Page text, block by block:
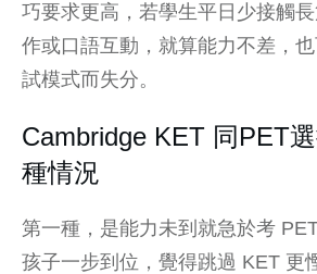
巧要求更高，若學生平日少接觸
作或口語互動，就算能力不差，
試模式而失分。
Cambridge KET 同PET
種情況
第一種，是能力未到就急於考
孩子一步到位，覺得跳過 KET 更